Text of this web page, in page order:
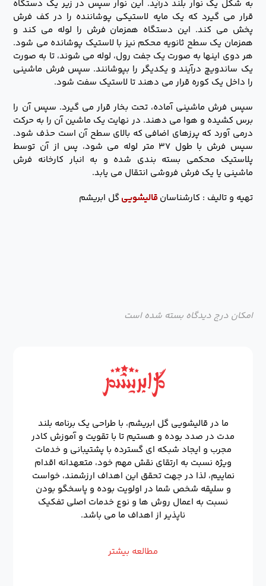
به شکل یک نوار بلند درآید. این نوار سپس در زیر یک دستگاه
قرار می گیرد که یک مایه لاستیکی پوشاننده را در کف فرش
پخش می کند. این دستگاه همزمان فرش را لوله می کند و
همزمان یک سطح ثانویه محکم نیز با لاستیک پوشانده می شود.
هر دوی اینها به صورت یک جفت رول، لوله می شوند، تا به صورت
یک ساندویچ درآیند و یکدیگر را بپوشانند. سپس فرش ماشینی
را داخل یک کوره قرار می دهند تا لاستیک سفت شود.
سپس فرش ماشینی آماده، تحت بخار قرار می گیرد. سپس آن را
برس کشیده و هوا می دهند. در نهایت یک ماشین آن را به حرکت
درمی آورد که پرزهای اضافی که بالای سطح آن است حذف شود.
سپس فرش با طول ۳۷ متر لوله می شود، پس از آن توسط
پلاستیک محکمی بسته بندی شده و به انبار کارخانه فرش
ماشینی یا یک فرش فروشی انتقال می یابد.
تهیه و تالیف : کارشناسانقالیشوییگل ابریشم
امکان درج دیدگاه بسته شده است
ما در قالیشویی گل ابریشم، با طراحی یک برنامه بلند
مدت در صدد بوده و هستیم تا با تقویت و آموزش کادر
مجرب و ایجاد شبکه ای گسترده با پشتیبانی و خدمات
ویژه نسبت به ارتقای نقش مهم خود، متعهدانه اقدام
نماییم، لذا در جهت تحقق این اهداف ارزشمند، خواست
و سلیقه شخص شما در اولویت بوده و پاسخگو بودن
نسبت به اعمال روش ها و نوع خدمات اصلی تفکیک
ناپذیر از اهداف ما می باشد.
مطالعه بیشتر